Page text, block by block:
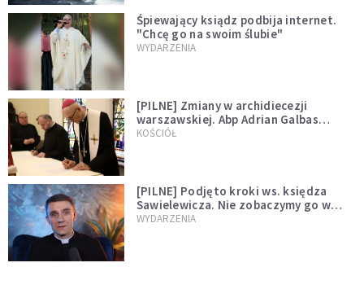
Śpiewający ksiądz podbija internet.
"Chcę go na swoim ślubie"
WYDARZENIA
[PILNE] Zmiany w archidiecezji
warszawskiej. Abp Adrian Galbas
wręczył dekrety nowym proboszczom
KOŚCIÓŁ
[PILNE] Podjęto kroki ws. księdza
Sawielewicza. Nie zobaczymy go w
mediach
WYDARZENIA